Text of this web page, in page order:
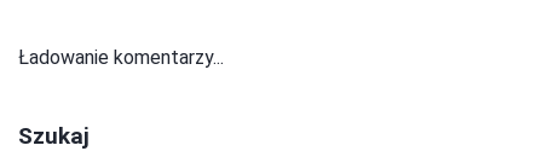
Ładowanie komentarzy...
Szukaj